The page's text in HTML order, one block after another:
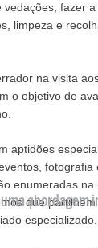
fazer
limpeza e
na visita
o objetivo de
aptidões
enumeradas
que
especializado.
abordagem